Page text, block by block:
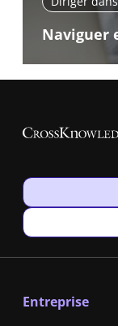
Naviguer
Entreprise